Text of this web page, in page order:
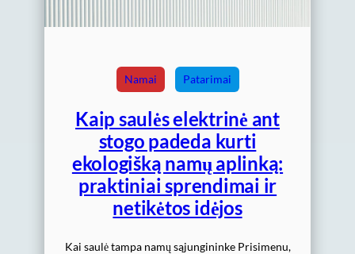
Namai Patarimai
Kaip saulės elektrinė ant
stogo padeda kurti
ekologišką namų aplinką:
praktiniai sprendimai ir
netikėtos idėjos
Kai saulė tampa namų sąjungininke Prisimenu,